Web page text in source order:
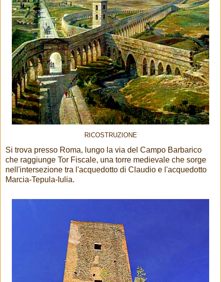
RICOSTRUZIONE
Si trova presso Roma, lungo la via del Campo Barbarico
che raggiunge Tor Fiscale, una torre medievale che sorge
nell'intersezione tra l'acquedotto di Claudio e l'acquedotto
Marcia-Tepula-Iulia.